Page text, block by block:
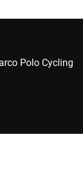
Polo Cycling